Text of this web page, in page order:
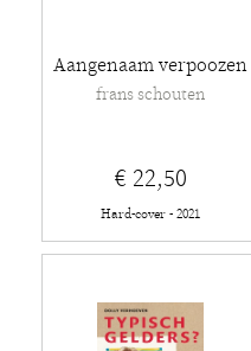
Aangenaam verpoozen
frans schouten
€ 22,50
Hard-cover - 2021